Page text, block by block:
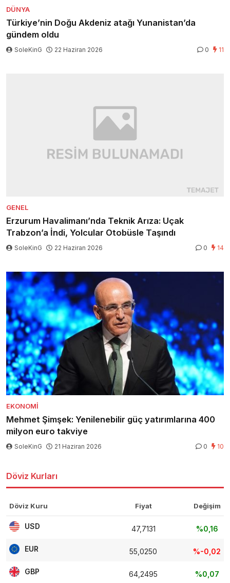
DÜNYA
Türkiye’nin Doğu Akdeniz atağı Yunanistan’da
gündem oldu
SoleKinG 22 Haziran 2026 0 11
GENEL
Erzurum Havalimanı’nda Teknik Arıza: Uçak
Trabzon’a İndi, Yolcular Otobüsle Taşındı
SoleKinG 22 Haziran 2026 0 14
EKONOMI
Mehmet Şimşek: Yenilenebilir güç yatırımlarına 400
milyon euro takviye
SoleKinG 21 Haziran 2026 0 10
Döviz Kurları
Döviz Kuru Fiyat Değişim
USD 47,7131 %0,16
EUR 55,0250 %-0,02
GBP 64,2495 %0,07